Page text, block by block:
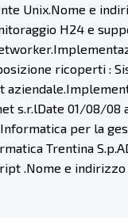
Unix.Nome e
H24 e
ricoperti :
s.r.lDate 01/08/
per la
Trentina
.Nome e